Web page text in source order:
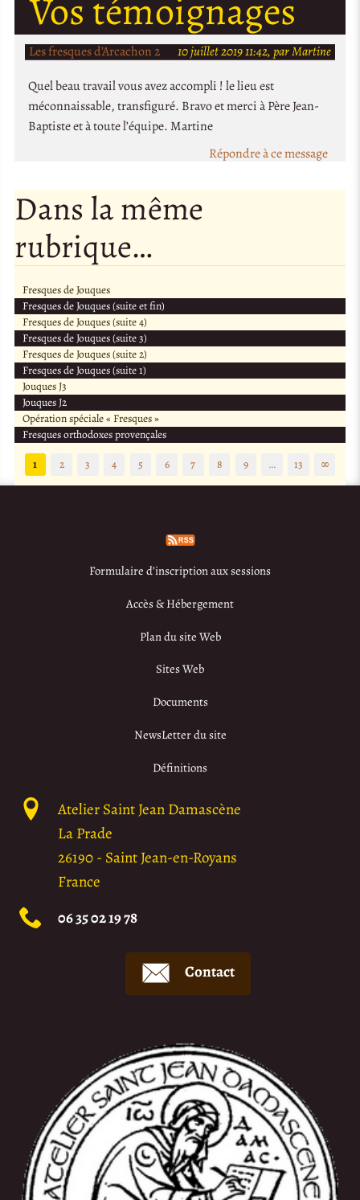
Vos témoignages
Les fresques d’Arcachon 2
10 juillet 2019 11:42, par Martine
Quel beau travail vous avez accompli ! le lieu est
méconnaissable, transfiguré. Bravo et merci à Père Jean-
Baptiste et à toute l’équipe. Martine
Répondre à ce message
Dans la même
rubrique…
Fresques de Jouques
Fresques de Jouques (suite et fin)
Fresques de Jouques (suite 4)
Fresques de Jouques (suite 3)
Fresques de Jouques (suite 2)
Fresques de Jouques (suite 1)
Jouques J3
Jouques J2
Opération spéciale « Fresques »
Fresques orthodoxes provençales
1
2 3 4 5 6 7 8 9 … 13 ∞
Formulaire d’inscription aux sessions
Accès & Hébergement
Plan du site Web
Sites Web
Documents
NewsLetter du site
Définitions
Atelier Saint Jean Damascène
La Prade
26190- Saint Jean-en-Royans
France
06 35 02 19 78
Contact